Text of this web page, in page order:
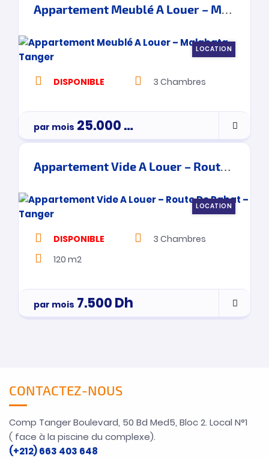
Appartement Meublé A Louer – Malabata – Tanger
LOCATION
DISPONIBLE 3 Chambres
par mois 25.000Dh
Appartement Vide A Louer – Route De Rabat – Tanger
LOCATION
DISPONIBLE 3 Chambres
120 m2
par mois 7.500Dh
CONTACTEZ-NOUS
Comp Tanger Boulevard, 50 Bd Med5, Bloc 2. Local N°1
( face à la piscine du complexe).
(+212) 663 403 648